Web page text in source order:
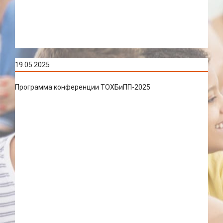
19.05.2025
Программа конференции ТОХБиПП-2025